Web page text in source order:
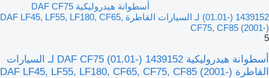
أسطوانة هيدروليكية DAF CF75
(01.01-) 1439152 لـ السيارات القاطرة DAF LF45, LF55, LF180, CF65,
CF75, CF85 (2001-)
5
أسطوانة هيدروليكية DAF CF75 (01.01-) 1439152 لـ السيارات
القاطرة DAF LF45, LF55, LF180, CF65, CF75, CF85 (2001-)